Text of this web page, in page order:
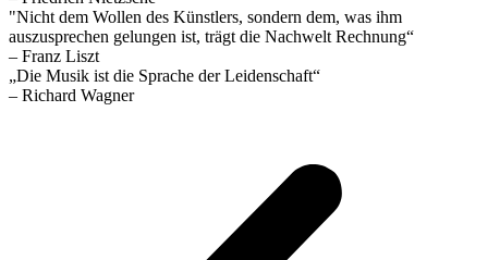
"Nicht dem Wollen des Künstlers, sondern dem, was ihm
auszusprechen gelungen ist, trägt die Nachwelt Rechnung“
– Franz Liszt
„Die Musik ist die Sprache der Leidenschaft“
– Richard Wagner